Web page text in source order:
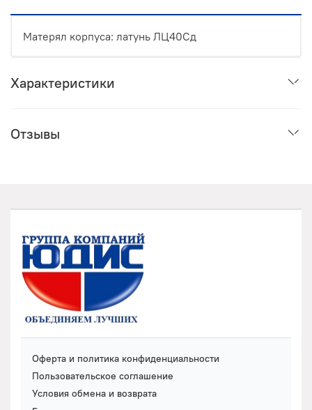
Матерял корпуса: латунь ЛЦ40Сд
Характеристики
Отзывы
Оферта и политика конфиденциальности
Пользовательское соглашение
Условия обмена и возврата